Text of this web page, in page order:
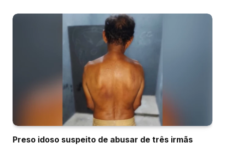
Preso idoso suspeito de abusar de três irmãs